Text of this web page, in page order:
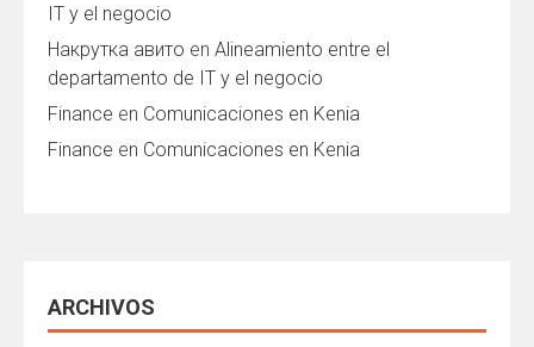
IT y el negocio
Накрутка авито en Alineamiento entre el
departamento de IT y el negocio
Finance en Comunicaciones en Kenia
Finance en Comunicaciones en Kenia
ARCHIVOS